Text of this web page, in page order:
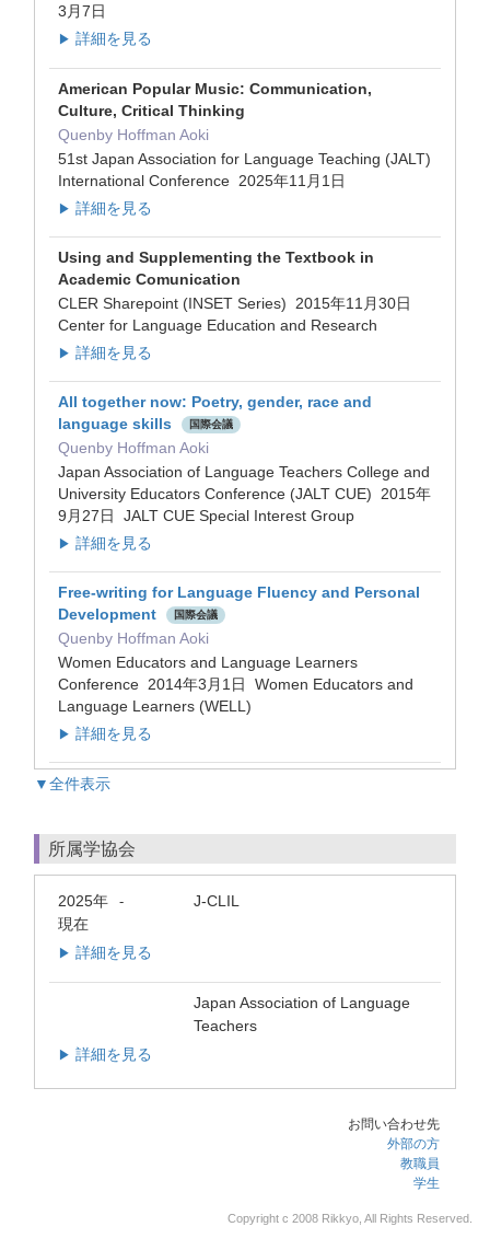
3月7日
▶ 詳細を見る
American Popular Music: Communication,
Culture, Critical Thinking
Quenby Hoffman Aoki
51st Japan Association for Language Teaching (JALT)
International Conference 2025年11月1日
▶ 詳細を見る
Using and Supplementing the Textbook in
Academic Comunication
CLER Sharepoint (INSET Series) 2015年11月30日
Center for Language Education and Research
▶ 詳細を見る
All together now: Poetry, gender, race and
language skills
国際会議
Quenby Hoffman Aoki
Japan Association of Language Teachers College and
University Educators Conference (JALT CUE) 2015年
9月27日 JALT CUE Special Interest Group
▶ 詳細を見る
Free-writing for Language Fluency and Personal
Development
国際会議
Quenby Hoffman Aoki
Women Educators and Language Learners
Conference 2014年3月1日 Women Educators and
Language Learners (WELL)
▶ 詳細を見る
▼全件表示
所属学協会
2025年 -
現在
J-CLIL
▶ 詳細を見る
Japan Association of Language
Teachers
▶ 詳細を見る
お問い合わせ先
外部の方
教職員
学生
Copyright c 2008 Rikkyo, All Rights Reserved.